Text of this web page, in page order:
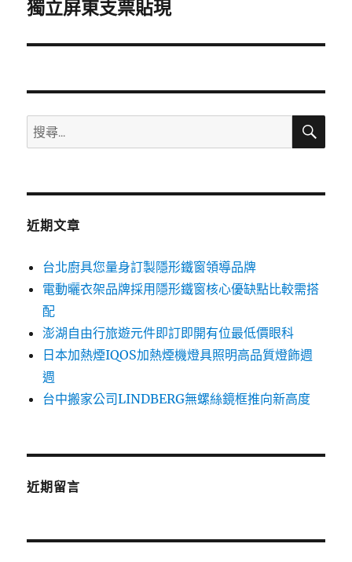
一
文
獨立屏東支票貼現
搜
尋
鍵
搜
近期文章
台北廚具您量身訂製隱形鐵窗領導品牌
電動曬衣架品牌採用隱形鐵窗核心優缺點比較需搭
配
澎湖自由行旅遊元件即訂即開有位最低價眼科
日本加熱煙IQOS加熱煙機燈具照明高品質燈飾週
週
台中搬家公司LINDBERG無螺絲鏡框推向新高度
近期留言